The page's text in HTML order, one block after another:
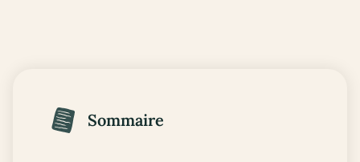
Sommaire